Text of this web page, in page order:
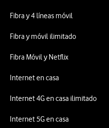
Fibra y 4 líneas móvil
Fibra y móvil ilimitado
Fibra Móvil y Netflix
Internet en casa
Internet 4G en casa ilimitado
Internet 5G en casa